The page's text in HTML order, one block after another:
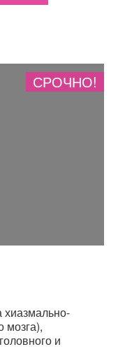
СРОЧНО!
хиазмально-
мозга),
и